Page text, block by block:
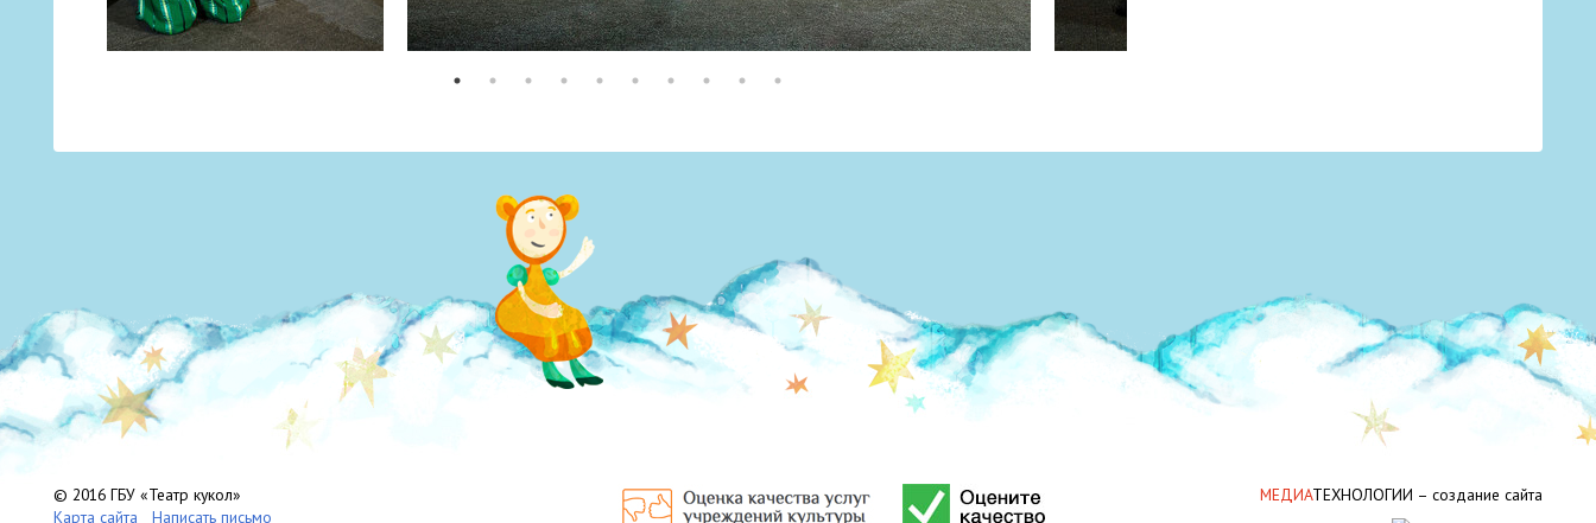
© 2016 ГБУ «Театр кукол»
Карта сайта
Написать письмо
МЕДИАТЕХНОЛОГИИ – создание сайта